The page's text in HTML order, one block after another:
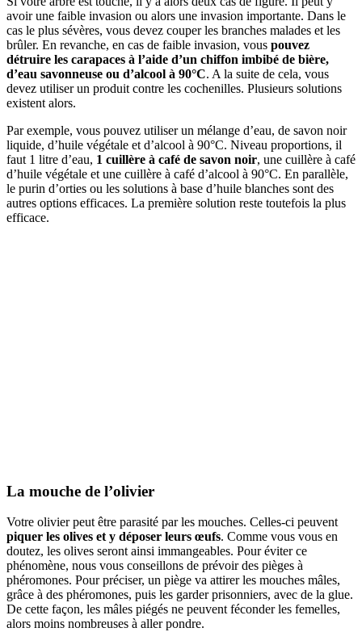
avoir une faible invasion ou alors une invasion importante. Dans le
cas le plus sévères, vous devez couper les branches malades et les
brûler. En revanche, en cas de faible invasion, vous pouvez
détruire les carapaces à l’aide d’un chiffon imbibé de bière,
d’eau savonneuse ou d’alcool à 90°C. A la suite de cela, vous
devez utiliser un produit contre les cochenilles. Plusieurs solutions
existent alors.
Par exemple, vous pouvez utiliser un mélange d’eau, de savon noir
liquide, d’huile végétale et d’alcool à 90°C. Niveau proportions, il
faut 1 litre d’eau, 1 cuillère à café de savon noir, une cuillère à café
d’huile végétale et une cuillère à café d’alcool à 90°C. En parallèle,
le purin d’orties ou les solutions à base d’huile blanches sont des
autres options efficaces. La première solution reste toutefois la plus
efficace.
La mouche de l’olivier
Votre olivier peut être parasité par les mouches. Celles-ci peuvent
piquer les olives et y déposer leurs œufs. Comme vous vous en
doutez, les olives seront ainsi immangeables. Pour éviter ce
phénomène, nous vous conseillons de prévoir des pièges à
phéromones. Pour préciser, un piège va attirer les mouches mâles,
grâce à des phéromones, puis les garder prisonniers, avec de la glue.
De cette façon, les mâles piégés ne peuvent féconder les femelles,
alors moins nombreuses à aller pondre.